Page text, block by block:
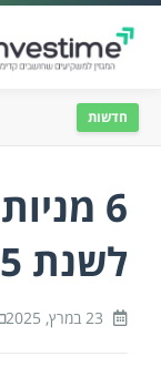
ראשי
השקעות נדל"ן
שוק ההון
דעות
חדשות
6
לשנת 2025